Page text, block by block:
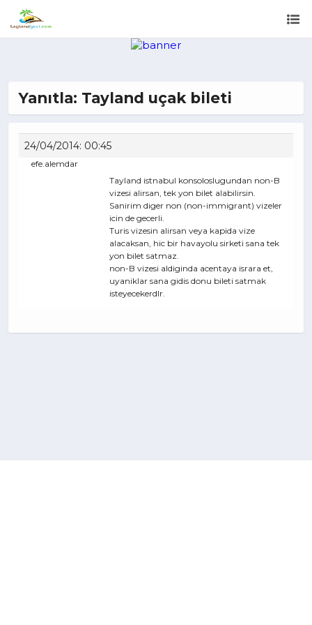
Yanıtla: Tayland uçak bileti
24/04/2014: 00:45
efe.alemdar
Tayland istnabul konsoloslugundan non-B
vizesi alirsan, tek yon bilet alabilirsin.
Sanirim diger non (non-immigrant) vizeler
icin de gecerli.
Turis vizesin alirsan veya kapida vize
alacaksan, hic bir havayolu sirketi sana tek
yon bilet satmaz.
non-B vizesi aldiginda acentaya israra et,
uyaniklar sana gidis donu bileti satmak
isteyecekerdlr.